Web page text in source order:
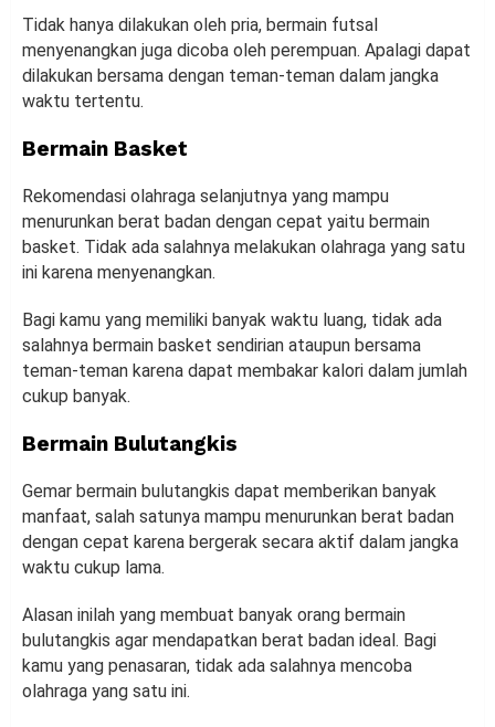
Tidak hanya dilakukan oleh pria, bermain futsal
menyenangkan juga dicoba oleh perempuan. Apalagi dapat
dilakukan bersama dengan teman-teman dalam jangka
waktu tertentu.
Bermain Basket
Rekomendasi olahraga selanjutnya yang mampu
menurunkan berat badan dengan cepat yaitu bermain
basket. Tidak ada salahnya melakukan olahraga yang satu
ini karena menyenangkan.
Bagi kamu yang memiliki banyak waktu luang, tidak ada
salahnya bermain basket sendirian ataupun bersama
teman-teman karena dapat membakar kalori dalam jumlah
cukup banyak.
Bermain Bulutangkis
Gemar bermain bulutangkis dapat memberikan banyak
manfaat, salah satunya mampu menurunkan berat badan
dengan cepat karena bergerak secara aktif dalam jangka
waktu cukup lama.
Alasan inilah yang membuat banyak orang bermain
bulutangkis agar mendapatkan berat badan ideal. Bagi
kamu yang penasaran, tidak ada salahnya mencoba
olahraga yang satu ini.